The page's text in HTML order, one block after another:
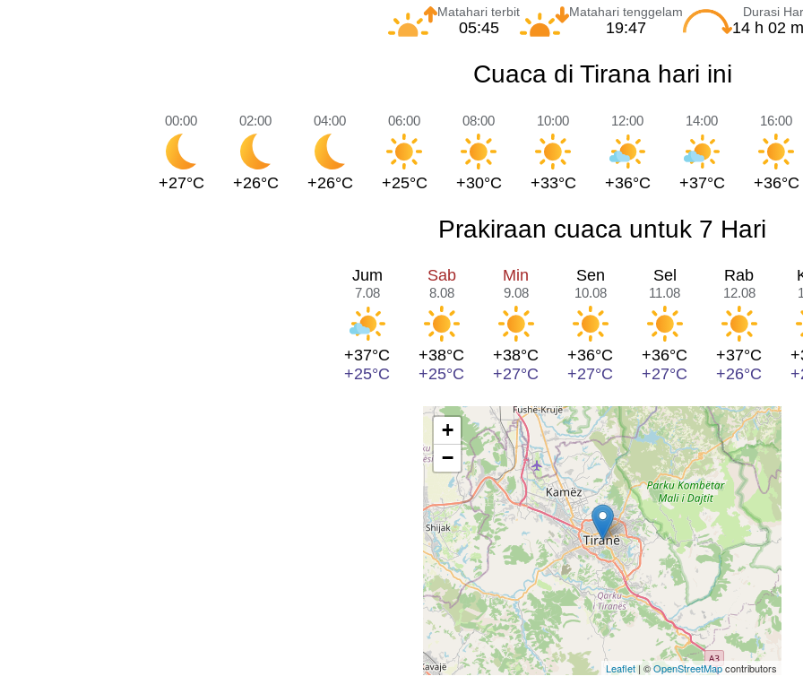
Matahari terbit
05:45
Matahari tenggelam
19:47
Durasi
14 h 02
Cuaca di Tirana hari ini
00:00
+27°C
02:00
+26°C
04:00
+26°C
06:00
+25°C
08:00
+30°C
10:00
+33°C
12:00
+36°C
14:00
+37°C
16:00
+36°C
Prakiraan cuaca untuk 7 Hari
Jum
7.08
+37°C
+25°C
Sab
8.08
+38°C
+25°C
Min
9.08
+38°C
+27°C
Sen
10.08
+36°C
+27°C
Sel
11.08
+36°C
+27°C
Rab
12.08
+37°C
+26°C
+
−
Leaflet | ©OpenStreetMapcontributors